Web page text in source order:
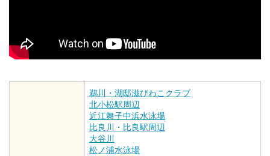
鵜川・湖邸滋びわこクラブ
北小松駅周辺
近江舞子中浜水泳場
比良川・比良駅周辺
大谷川
松ノ浦水泳場